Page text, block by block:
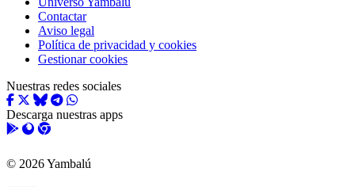
Contactar
Aviso legal
Política de privacidad y cookies
Gestionar cookies
Nuestras redes sociales
Descarga nuestras apps
© 2026 Yambalú